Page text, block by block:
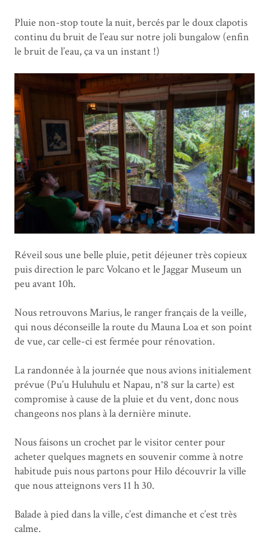
Pluie non-stop toute la nuit, bercés par le doux clapotis
continu du bruit de l’eau sur notre joli bungalow (enfin
le bruit de l’eau, ça va un instant !)
Réveil sous une belle pluie, petit déjeuner très copieux
puis direction le parc Volcano et le Jaggar Museum un
peu avant 10h.
Nous retrouvons Marius, le ranger français de la veille,
qui nous déconseille la route du Mauna Loa et son point
de vue, car celle-ci est fermée pour rénovation.
La randonnée à la journée que nous avions initialement
prévue (Pu’u Huluhulu et Napau, n°8 sur la carte) est
compromise à cause de la pluie et du vent, donc nous
changeons nos plans à la dernière minute.
Nous faisons un crochet par le visitor center pour
acheter quelques magnets en souvenir comme à notre
habitude puis nous partons pour Hilo découvrir la ville
que nous atteignons vers 11 h 30.
Balade à pied dans la ville, c’est dimanche et c’est très
calme.